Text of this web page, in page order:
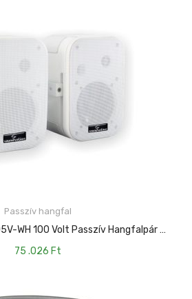
Passzív hangfal
Soundsation SPWM-05V-WH 100 Volt Passzív Hangfalpár 5″ Mélyhangszóróval És Falitartóval (fehér Kivitel)
75 .026 Ft
KOSÁRBA TESZEM